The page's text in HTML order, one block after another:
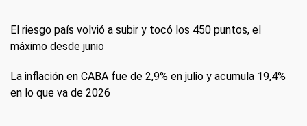
El riesgo país volvió a subir y tocó los 450 puntos, el
máximo desde junio
La inflación en CABA fue de 2,9% en julio y acumula 19,4%
en lo que va de 2026